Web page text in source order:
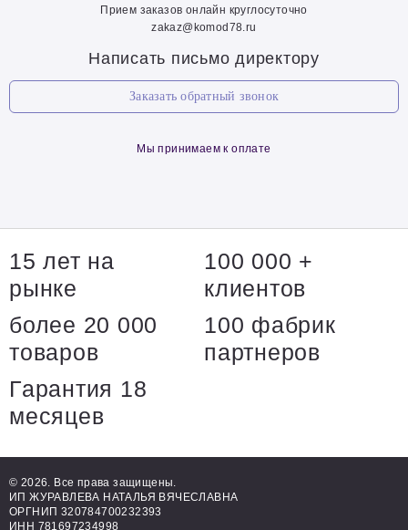
Прием заказов онлайн круглосуточно
zakaz@komod78.ru
Написать письмо директору
Заказать обратный звонок
Мы принимаем к оплате
15 лет на
рынке
100 000 +
клиентов
более 20 000
товаров
100 фабрик
партнеров
Гарантия 18
месяцев
© 2026. Все права защищены.
ИП ЖУРАВЛЕВА НАТАЛЬЯ ВЯЧЕСЛАВНА
ОРГНИП 320784700232393
ИНН 781697234998